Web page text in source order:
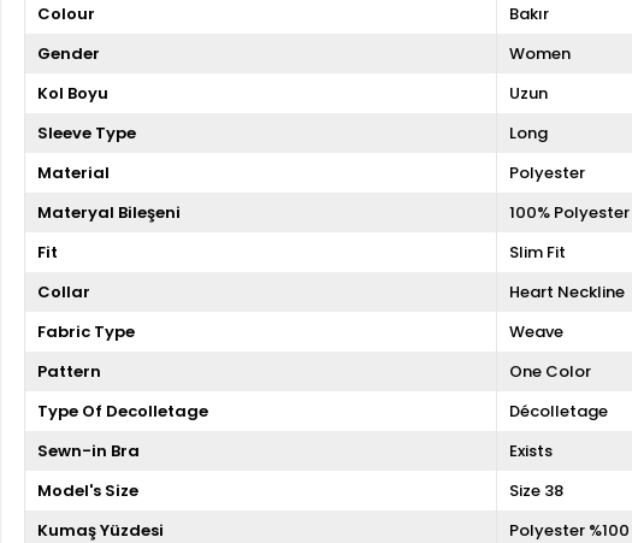
Colour
Bakır
Gender
Women
Kol Boyu
Uzun
Sleeve Type
Long
Material
Polyester
Materyal Bileşeni
100% Polyester
Fit
Slim Fit
Collar
Heart Neckline
Fabric Type
Weave
Pattern
One Color
Type Of Decolletage
Décolletage
Sewn-in Bra
Exists
Model's Size
Size 38
Kumaş Yüzdesi
Polyester %100